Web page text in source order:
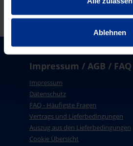
Ablehnen
Impressum / AGB / FAQ
Impressum
Datenschutz
FAQ - Häufigste Fragen
Vertrags und Lieferbedingungen
Auszug aus den Lieferbedingungen
Cookie Übersicht